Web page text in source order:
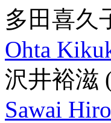
多田喜久
Ohta
沢井裕滋
Sawai